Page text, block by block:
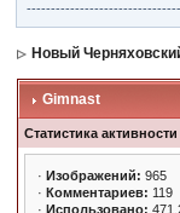
Новый
Gimnast
Статистика активности
·Изображений:965
·Комментариев: 119
·Использовано: